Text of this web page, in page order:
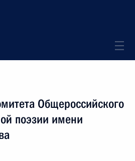
Общероссийского
поэзии имени